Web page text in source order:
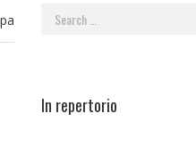
Search
for:
In repertorio